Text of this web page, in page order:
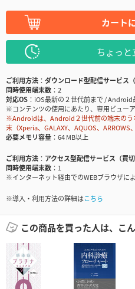
カート
ちょっと
ご利用方法
ダウンロード型配信サービス（
同時使用端末数
2
対応OS
iOS最新の２世代前まで / Android
※コンテンツの使用にあたり、専用ビュー
※Androidは、Android２世代前の端末のう
末（Xperia、GALAXY、AQUOS、
必要メモリ容量
64 MB以上
ご利用方法
アクセス型配信サービス（買切
同時使用端末数
1
※インターネット経由でのWEBブラウザに
※導入・利用方法の詳細はこちら
この商品を買った人は、こ